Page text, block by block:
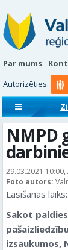
Par mums
Autorizēties:
Sludinājumi
NMPD
29.03.2021 10:00,
Foto autors:
Lasīšanas laiks:
Sakot
izsaukumos,